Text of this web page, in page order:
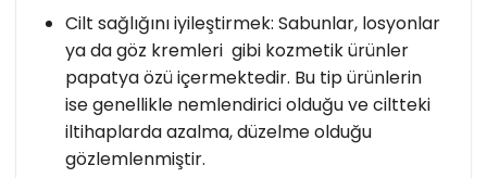
Cilt sağlığını iyileştirmek: Sabunlar, losyonlar
ya da göz kremleri gibi kozmetik ürünler
papatya özü içermektedir. Bu tip ürünlerin
ise genellikle nemlendirici olduğu ve ciltteki
iltihaplarda azalma, düzelme olduğu
gözlemlenmiştir.